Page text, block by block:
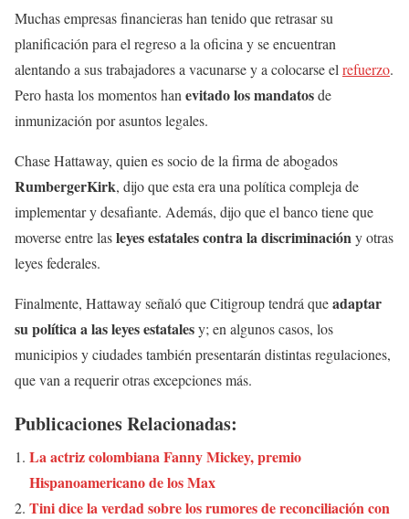
Muchas empresas financieras han tenido que retrasar su
planificación para el regreso a la oficina y se encuentran
alentando a sus trabajadores a vacunarse y a colocarse el refuerzo.
Pero hasta los momentos han evitado los mandatosde
inmunización por asuntos legales.
Chase Hattaway, quien es socio de la firma de abogados
RumbergerKirk, dijo que esta era una política compleja de
implementar y desafiante. Además, dijo que el banco tiene que
moverse entre lasleyes estatales contra la discriminacióny otras
leyes federales.
Finalmente, Hattaway señaló que Citigroup tendrá queadaptar
su política a las leyes estatalesy; en algunos casos, los
municipios y ciudades también presentarán distintas regulaciones,
que van a requerir otras excepciones más.
Publicaciones Relacionadas:
La actriz colombiana Fanny Mickey, premio
Hispanoamericano de los Max
Tini dice la verdad sobre los rumores de reconciliación con